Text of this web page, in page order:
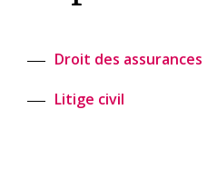
Droit des assurances
Litige civil